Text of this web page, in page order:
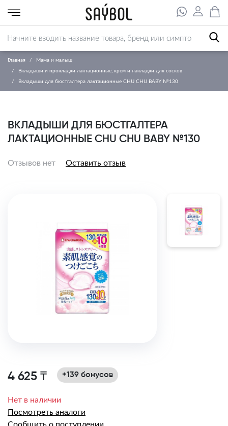
Главная Мама и малыш
Вкладыши и прокладки лактационные, крем и накладки для сосков
Вкладыши для бюстгалтера лактационные CHU CHU BABY №130
ВКЛАДЫШИ ДЛЯ БЮСТГАЛТЕРА
ЛАКТАЦИОННЫЕ CHU CHU BABY №130
Отзывов нет Оставить отзыв
4 625 ₸ +139 бонусов
Нет в наличии
Посмотреть аналоги
Сообщить о поступлении